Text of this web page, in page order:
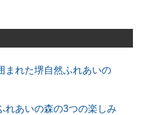
まれた堺自然ふれあいの
れあいの森の3つの楽しみ